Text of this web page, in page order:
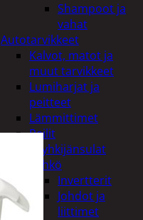
Shampoot ja
vahat
Autotarvikkeet
Kalvot, matot ja
muut tarvikkeet
Lumiharjat ja
peitteet
Lämmittimet
Peilit
Pyyhkijänsulat
Sähkö
Invertterit
Johdot ja
liittimet